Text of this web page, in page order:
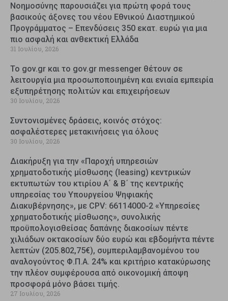
Νοημοσύνης παρουσιάζει για πρώτη φορά τους
βασικούς άξονες του νέου Εθνικού Διαστημικού
Προγράμματος – Επενδύσεις 350 εκατ. ευρώ για μια
πιο ασφαλή και ανθεκτική Ελλάδα
31 Ιουλίου, 2026
Το gov.gr και το gov.gr messenger θέτουν σε
λειτουργία μια προσωποποιημένη και ενιαία εμπειρία
εξυπηρέτησης πολιτών και επιχειρήσεων
30 Ιουλίου, 2026
Συντονισμένες δράσεις, κοινός στόχος:
ασφαλέστερες μετακινήσεις για όλους
30 Ιουλίου, 2026
Διακήρυξη για την «Παροχή υπηρεσιών
χρηματοδοτικής μίσθωσης (leasing) κεντρικών
εκτυπωτών του κτιρίου Α΄ & Β΄ της κεντρικής
υπηρεσίας του Υπουργείου Ψηφιακής
Διακυβέρνησης», με CPV: 66114000-2 «Υπηρεσίες
χρηματοδοτικής μίσθωσης», συνολικής
προϋπολογισθείσας δαπάνης διακοσίων πέντε
χιλιάδων οκτακοσίων δύο ευρώ και εβδομήντα πέντε
λεπτών (205.802,75€), συμπεριλαμβανομένου του
αναλογούντος Φ.Π.Α. 24% και κριτήριο κατακύρωσης
την πλέον συμφέρουσα από οικονομική άποψη
προσφορά μόνο βάσει τιμής.
27 Ιουλίου, 2026